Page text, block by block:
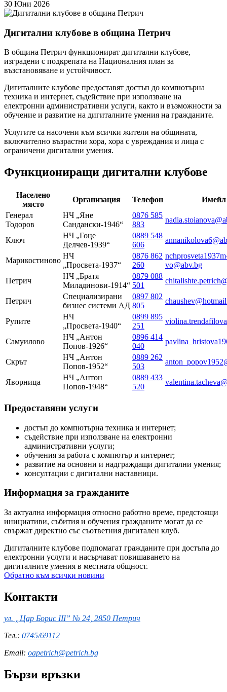
30 Юни 2026
Дигитални клубове в община Петрич
В община Петрич функционират дигитални клубове,
изградени с подкрепата на Националния план за
възстановяване и устойчивост.
Дигиталните клубове предоставят достъп до компютърна
техника и интернет, съдействие при използване на
електронни административни услуги, както и възможности за
обучение и развитие на дигиталните умения на гражданите.
Услугите са насочени към всички жители на общината,
включително възрастни хора, хора с увреждания и лица с
ограничени дигитални умения.
Функциониращи дигитални клубове
Населено
място
Организация Телефон
Имейл
Генерал
Тодоров
НЧ „Яне
Сандански-1946“
0876 585
883
Ключ
НЧ „Гоце
Делчев-1939“
0889 548
606
Марикостиново
НЧ
„Просвета-1937“
0876 862
260
vo@abv.bg
Петрич
НЧ „Братя
Миладинови-1914“
0879 088
501
Петрич
Специализирани
бизнес системи АД
0897 802
805
Рупите
НЧ
„Просвета-1940“
0899 895
251
Самуилово
НЧ „Антон
Попов-1926“
0896 414
040
Скрът
НЧ „Антон
Попов-1952“
0889 262
503
Яворница
НЧ „Антон
Попов-1948“
0889 433
520
Предоставяни услуги
достъп до компютърна техника и интернет;
съдействие при използване на електронни
административни услуги;
обучения за работа с компютър и интернет;
развитие на основни и надграждащи дигитални умения;
консултации с дигитални наставници.
Информация за гражданите
За актуална информация относно работно време, предстоящи
инициативи, събития и обучения гражданите могат да се
свържат директно със съответния дигитален клуб.
Дигиталните клубове подпомагат гражданите при достъпа до
електронни услуги и насърчават повишаването на
дигиталните умения в местната общност.
Обратно към всички новини
Контакти
ул. „Цар Борис III” № 24, 2850 Петрич
Тел.: 0745/69112
Email: oapetrich@petrich.bg
Бързи връзки